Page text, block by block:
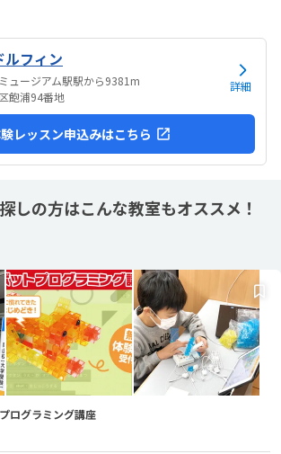
えると納得できる価格で、安心して続けられる
は明るく安心でき、子どもが楽しそうに取り組む
たです。特にロボットが動いた瞬間の笑顔が印
る環境だと感じました。教室自体...
ルフィン
ュージアム駅駅から9381m
飽浦94番地
詳細
レッスン申込みはこちら
しの方はこんな教室もオススメ！
ログラミング講座